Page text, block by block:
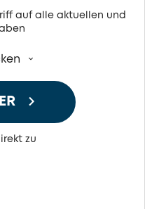
auf alle aktuellen und
zu